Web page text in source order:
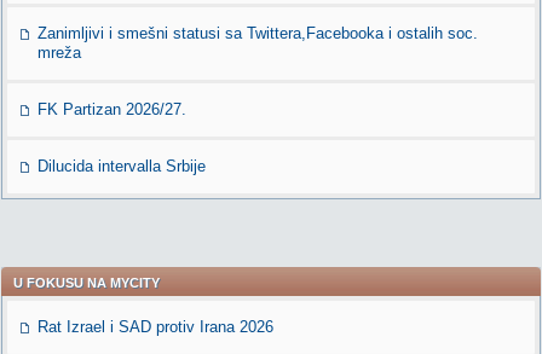
Zanimljivi i smešni statusi sa Twittera,Facebooka i ostalih soc.
mreža
FK Partizan 2026/27.
Dilucida intervalla Srbije
U FOKUSU NA MYCITY
Rat Izrael i SAD protiv Irana 2026